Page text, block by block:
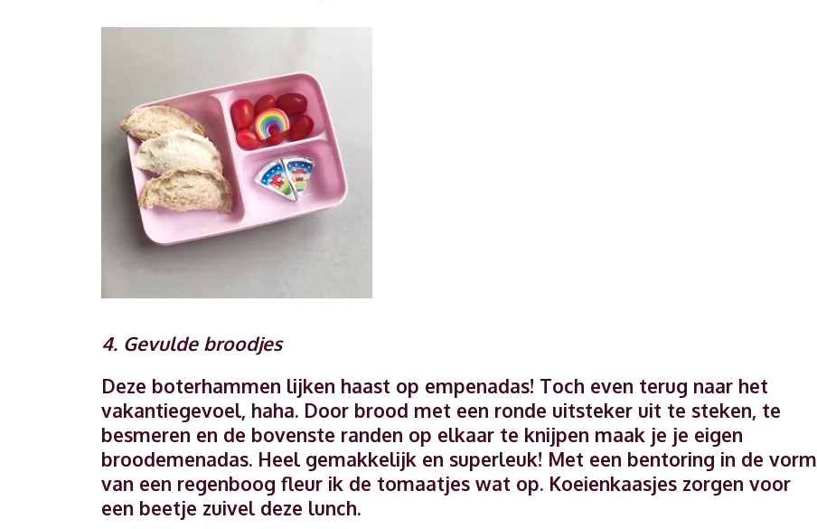
4. Gevulde broodjes
Deze boterhammen lijken haast op empenadas! Toch even terug naar het
vakantiegevoel, haha. Door brood met een ronde uitsteker uit te steken, te
besmeren en de bovenste randen op elkaar te knijpen maak je je eigen
broodemenadas. Heel gemakkelijk en superleuk! Met een bentoring in de vorm
van een regenboog fleur ik de tomaatjes wat op. Koeienkaasjes zorgen voor
een beetje zuivel deze lunch.